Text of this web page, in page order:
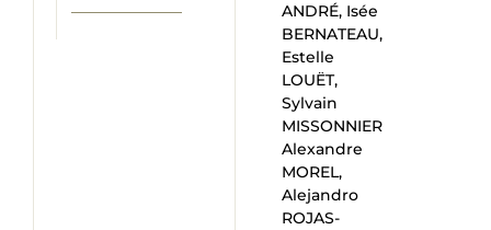
ANDRÉ, Isée
BERNATEAU,
Estelle
LOUËT,
Sylvain
MISSONNIER
Alexandre
MOREL,
Alejandro
ROJAS-